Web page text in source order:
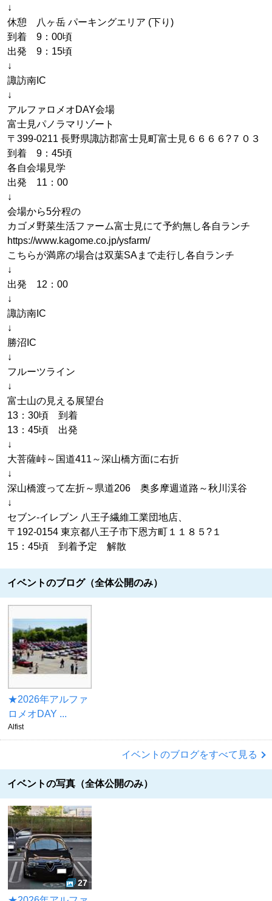
↓
休憩 八ヶ岳 パーキングエリア (下り)
到着 9：00頃
出発 9：15頃
↓
諏訪南IC
↓
アルファロメオDAY会場
富士見パノラマリゾート
〒399-0211 長野県諏訪郡富士見町富士見６６６６?７０３
到着 9：45頃
各自会場見学
出発 11：00
↓
会場から5分程の
カゴメ野菜生活ファーム富士見にて予約無し各自ランチ
https://www.kagome.co.jp/ysfarm/
こちらが満席の場合は双葉SAまで走行し各自ランチ
↓
出発 12：00
↓
諏訪南IC
↓
勝沼IC
↓
フルーツライン
↓
富士山の見える展望台
13：30頃 到着
13：45頃 出発
↓
大菩薩峠～国道411～深山橋方面に右折
↓
深山橋渡って左折～県道206 奥多摩週道路～秋川渓谷
↓
セブン-イレブン 八王子繊維工業団地店、
〒192-0154 東京都八王子市下恩方町１１８５?１
15：45頃 到着予定 解散
イベントのブログ（全体公開のみ）
★2026年アルファ
ロメオDAY ...
Alfist
イベントのブログをすべて見る
イベントの写真（全体公開のみ）
27